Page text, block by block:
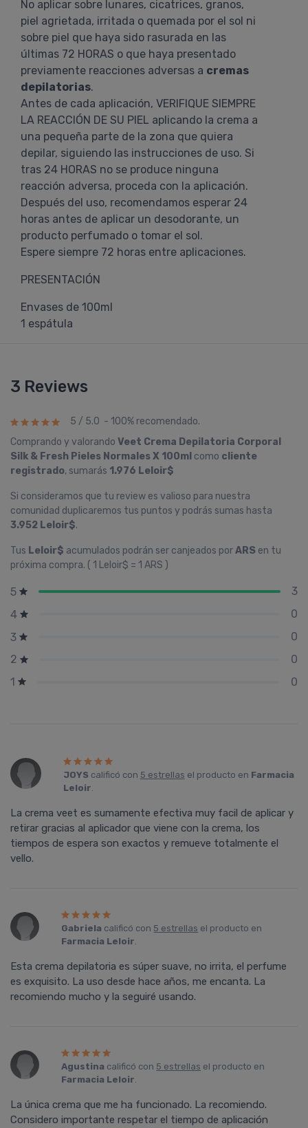
No aplicar sobre lunares, cicatrices, granos,
piel agrietada, irritada o quemada por el sol ni
sobre piel que haya sido rasurada en las
últimas 72 HORAS o que haya presentado
previamente reacciones adversas a cremas
depilatorias.
Antes de cada aplicación, VERIFIQUE SIEMPRE
LA REACCIÓN DE SU PIEL aplicando la crema a
una pequeña parte de la zona que quiera
depilar, siguiendo las instrucciones de uso. Si
tras 24 HORAS no se produce ninguna
reacción adversa, proceda con la aplicación.
Después del uso, recomendamos esperar 24
horas antes de aplicar un desodorante, un
producto perfumado o tomar el sol.
Espere siempre 72 horas entre aplicaciones.
PRESENTACIÓN
Envases de 100ml
1 espátula
3 Reviews
5 / 5.0 - 100% recomendado.
Comprando y valorando Veet Crema Depilatoria Corporal
Silk & Fresh Pieles Normales X 100ml como cliente
registrado, sumarás 1.976 Leloir$
Si consideramos que tu review es valioso para nuestra
comunidad duplicaremos tus puntos y podrás sumas hasta
3.952 Leloir$.
Tus Leloir$ acumulados podrán ser canjeados porARS en tu
próxima compra. ( 1 Leloir$ = 1 ARS )
5
3
4
0
3
0
2
0
1
0
JOYS calificó con 5 estrellas el producto en Farmacia
Leloir.
La crema veet es sumamente efectiva muy facil de aplicar y
retirar gracias al aplicador que viene con la crema, los
tiempos de espera son exactos y remueve totalmente el
vello.
Gabriela calificó con 5 estrellas el producto en
Farmacia Leloir.
Esta crema depilatoria es súper suave, no irrita, el perfume
es exquisito. La uso desde hace años, me encanta. La
recomiendo mucho y la seguiré usando.
Agustina calificó con 5 estrellas el producto en
Farmacia Leloir.
La única crema que me ha funcionado. La recomiendo.
Considero importante respetar el tiempo de aplicación